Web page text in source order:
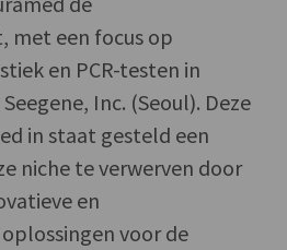
een focus op
en PCR-testen in
Inc. (Seoul). Deze
in staat gesteld een
niche te verwerven door
en
voor de